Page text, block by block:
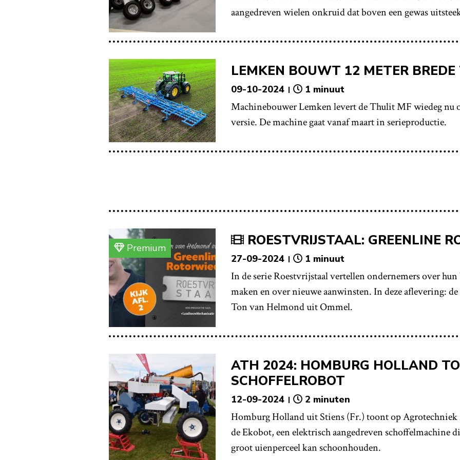
aangedreven wielen onkruid dat boven een gewas
LEMKEN BOUWT 12 METER
09-10-2024 1 minuut
Machinebouwer Lemken levert de Thulit MF wiedeg nu
versie. De machine gaat vanaf maart in serieproductie.
Premium ROESTVRIJSTAAL: GREENLINE
27-09-2024 1 minuut
In de serie Roestvrijstaal vertellen ondernemers over
maken en over nieuwe aanwinsten. In deze aflevering:
Ton van Helmond uit Ommel.
ATH 2024: HOMBURG HOLLAND
SCHOFFELROBOT
12-09-2024 2 minuten
Homburg Holland uit Stiens (Fr.) toont op
de Ekobot, een elektrisch aangedreven schoffelmachine
groot uienperceel kan schoonhouden.